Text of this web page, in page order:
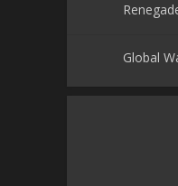
Global